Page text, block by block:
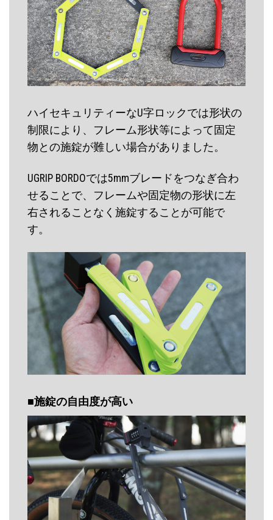
ハイセキュリティーなU字ロックでは形状の
制限により、フレーム形状等によって固定
物との施錠が難しい場合がありました。
UGRIP BORDOでは5mmブレードをつなぎ合わ
せることで、フレームや固定物の形状に左
右されることなく施錠することが可能で
す。
■施錠の自由度が高い